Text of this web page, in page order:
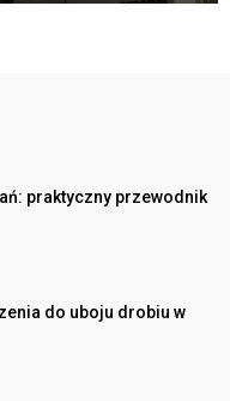
praktyczny przewodnik
do uboju drobiu w